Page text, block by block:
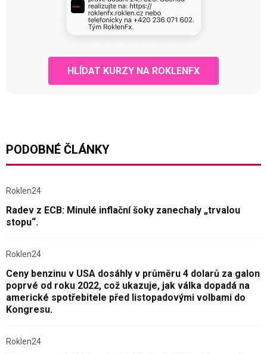
HLÍDAT KURZY NA ROKLENFX
PODOBNÉ ČLÁNKY
Roklen24
Radev z ECB: Minulé inflační šoky zanechaly „trvalou
stopu“.
Roklen24
Ceny benzinu v USA dosáhly v průměru 4 dolarů za galon
poprvé od roku 2022, což ukazuje, jak válka dopadá na
americké spotřebitele před listopadovými volbami do
Kongresu.
Roklen24